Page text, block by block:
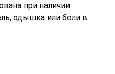
при наличии
одышка или боли в